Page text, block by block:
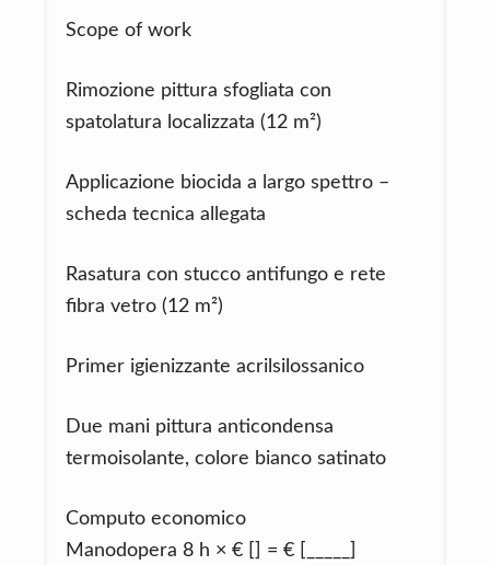
Scope of work
Rimozione pittura sfogliata con
spatolatura localizzata (12 m²)
Applicazione biocida a largo spettro –
scheda tecnica allegata
Rasatura con stucco antifungo e rete
fibra vetro (12 m²)
Primer igienizzante acrilsilossanico
Due mani pittura anticondensa
termoisolante, colore bianco satinato
Computo economico
Manodopera 8 h × € [] = € [_____]